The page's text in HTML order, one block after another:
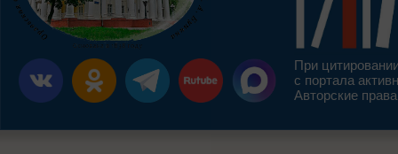
При
с портала
Авторские